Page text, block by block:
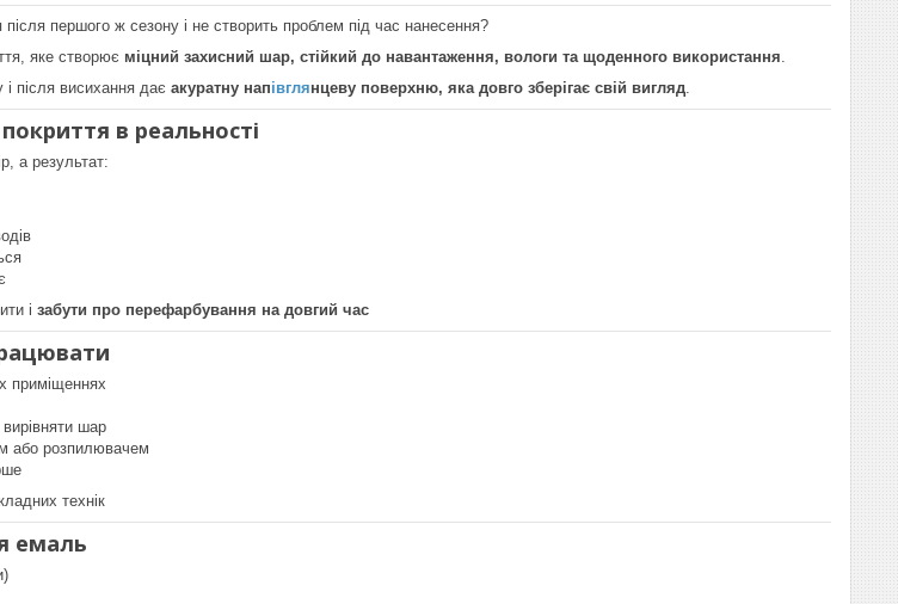
першого ж сезону і не створить проблем під час нанесення?
яке створює міцний захисний шар, стійкий до навантаження, вологи та щоденного використання
після висихання дає акуратну напівглянцеву поверхню, яка довго зберігає свій вигляд
в реальності
а результат:
і забути про перефарбування на довгий час
приміщеннях
шар
або розпилювачем
технік
емаль